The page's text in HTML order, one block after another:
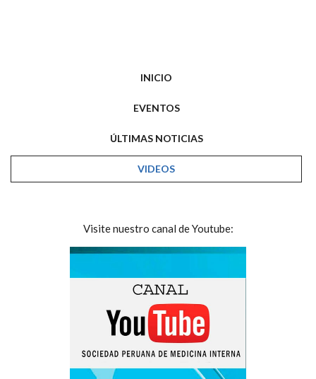
INICIO
EVENTOS
ÚLTIMAS NOTICIAS
VIDEOS
Visite nuestro canal de Youtube: